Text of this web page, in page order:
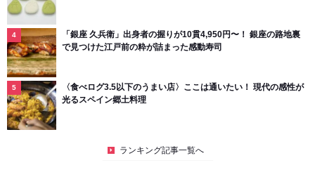
「銀座 久兵衛」出身者の握りが10貫4,950円〜！ 銀座の路地裏
で見つけた江戸前の粋が詰まった感動寿司
〈食べログ3.5以下のうまい店〉ここは通いたい！ 現代の感性が
光るスペイン郷土料理
ランキング記事一覧へ